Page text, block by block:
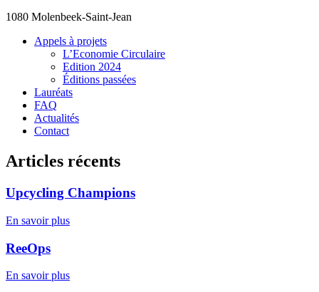
1080 Molenbeek-Saint-Jean
Appels à projets
L’Economie Circulaire
Edition 2024
Éditions passées
Lauréats
FAQ
Actualités
Contact
Articles récents
Upcycling Champions
En savoir plus
ReeOps
En savoir plus